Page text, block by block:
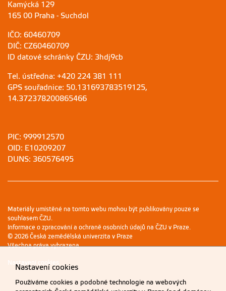
Kamýcká 129
165 00 Praha - Suchdol
IČO: 60460709
DIČ: CZ60460709
ID datové schránky ČZU: 3hdj9cb
Tel. ústředna: +420 224 381 111
GPS souřadnice: 50.131693783519125,
14.372378200865466
PIC: 999912570
OID: E10209207
DUNS: 360576495
Materiály umístěné na tomto webu mohou být publikovány pouze se
souhlasem ČZU.
Informace o zpracování a ochraně osobních údajů na ČZU v Praze.
© 2026 Česká zemědělská univerzita v Praze
Všechna práva vyhrazena
Nastavení cookies
Nastavení cookies
Používáme cookies a podobné technologie na webových